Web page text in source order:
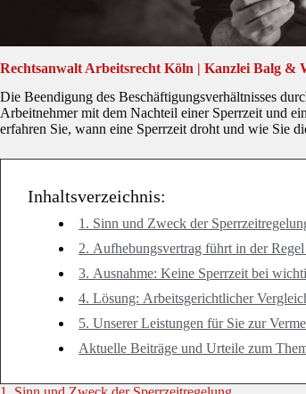
Rechtsanwalt Arbeitsrecht Köln | Kanzlei Balg &
Die Beendigung des Beschäftigungsverhältnisses
Arbeitnehmer mit dem Nachteil einer Sperrzeit und
erfahren Sie, wann eine Sperrzeit droht und wie Sie
Inhaltsverzeichnis:
1. Sinn und Zweck der
2. Aufhebungsvertrag führt in der
3. Ausnahme: Keine Sperrzeit bei
4. Lösung: Arbeitsgerichtlicher
5. Unserer Leistungen für Sie zur
Aktuelle Beiträge und Urteile zum